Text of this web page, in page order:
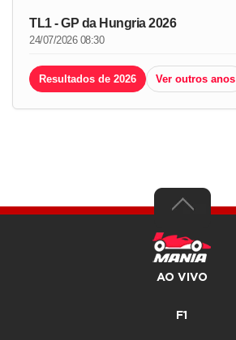
TL1 - GP da Hungria 2026
24/07/2026 08:30
Resultados de 2026 Ver outros anos
AO VIVO
F1